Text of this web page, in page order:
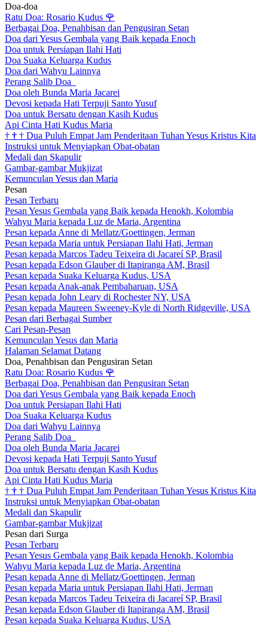
Doa-doa
Ratu Doa: Rosario Kudus 🌹
Berbagai Doa, Penahbisan dan Pengusiran Setan
Doa dari Yesus Gembala yang Baik kepada Enoch
Doa untuk Persiapan Ilahi Hati
Doa Suaka Keluarga Kudus
Doa dari Wahyu Lainnya
Perang Salib Doa
Doa oleh Bunda Maria Jacarei
Devosi kepada Hati Terpuji Santo Yusuf
Doa untuk Bersatu dengan Kasih Kudus
Api Cinta Hati Kudus Maria
† † † Dua Puluh Empat Jam Penderitaan Tuhan Yesus Kristus Kita
Instruksi untuk Menyiapkan Obat-obatan
Medali dan Skapulir
Gambar-gambar Mukjizat
Kemunculan Yesus dan Maria
Pesan
Pesan Terbaru
Pesan Yesus Gembala yang Baik kepada Henokh, Kolombia
Wahyu Maria kepada Luz de Maria, Argentina
Pesan kepada Anne di Mellatz/Goettingen, Jerman
Pesan kepada Maria untuk Persiapan Ilahi Hati, Jerman
Pesan kepada Marcos Tadeu Teixeira di Jacareí SP, Brasil
Pesan kepada Edson Glauber di Itapiranga AM, Brasil
Pesan kepada Suaka Keluarga Kudus, USA
Pesan kepada Anak-anak Pembaharuan, USA
Pesan kepada John Leary di Rochester NY, USA
Pesan kepada Maureen Sweeney-Kyle di North Ridgeville, USA
Pesan dari Berbagai Sumber
Cari Pesan-Pesan
Kemunculan Yesus dan Maria
Halaman Selamat Datang
Doa, Penahbisan dan Pengusiran Setan
Ratu Doa: Rosario Kudus 🌹
Berbagai Doa, Penahbisan dan Pengusiran Setan
Doa dari Yesus Gembala yang Baik kepada Enoch
Doa untuk Persiapan Ilahi Hati
Doa Suaka Keluarga Kudus
Doa dari Wahyu Lainnya
Perang Salib Doa
Doa oleh Bunda Maria Jacarei
Devosi kepada Hati Terpuji Santo Yusuf
Doa untuk Bersatu dengan Kasih Kudus
Api Cinta Hati Kudus Maria
† † † Dua Puluh Empat Jam Penderitaan Tuhan Yesus Kristus Kita
Instruksi untuk Menyiapkan Obat-obatan
Medali dan Skapulir
Gambar-gambar Mukjizat
Pesan dari Surga
Pesan Terbaru
Pesan Yesus Gembala yang Baik kepada Henokh, Kolombia
Wahyu Maria kepada Luz de Maria, Argentina
Pesan kepada Anne di Mellatz/Goettingen, Jerman
Pesan kepada Maria untuk Persiapan Ilahi Hati, Jerman
Pesan kepada Marcos Tadeu Teixeira di Jacareí SP, Brasil
Pesan kepada Edson Glauber di Itapiranga AM, Brasil
Pesan kepada Suaka Keluarga Kudus, USA